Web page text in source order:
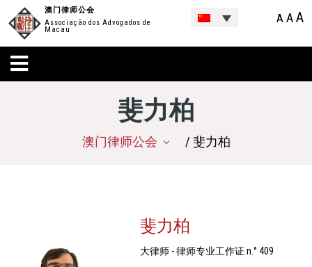
澳门律师公会
Associação dos Advogados de
Macau
A AA
斐力柏
澳门律师公会 / 斐力柏
斐力柏
大律师 - 律师专业工作证 n.° 409